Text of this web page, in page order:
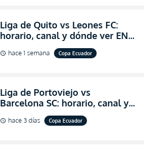
Liga de Quito vs Leones FC:
horario, canal y dónde ver EN
VIVO los octavos de final de la
Copa Ecuador 2026
schedule hace 1 semana Copa Ecuador
Liga de Portoviejo vs
Barcelona SC: horario, canal y
dónde ver EN VIVO los octavos
de final de la Copa Ecuador
schedule hace 3 días Copa Ecuador